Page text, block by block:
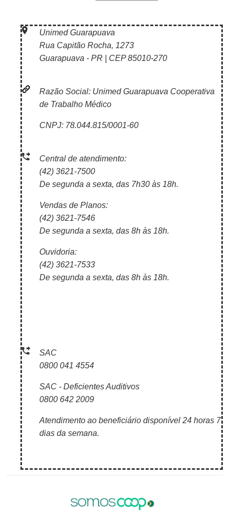
Unimed Guarapuava
Rua Capitão Rocha, 1273
Guarapuava - PR | CEP 85010-270
Razão Social: Unimed Guarapuava Cooperativa
de Trabalho Médico
CNPJ: 78.044.815/0001-60
Central de atendimento:
(42) 3621-7500
De segunda a sexta, das 7h30 às 18h.
Vendas de Planos:
(42) 3621-7546
De segunda a sexta, das 8h às 18h.
Ouvidoria:
(42) 3621-7533
De segunda a sexta, das 8h às 18h.
SAC
0800 041 4554
SAC - Deficientes Auditivos
0800 642 2009
Atendimento ao beneficiário disponível 24 horas 7
dias da semana.